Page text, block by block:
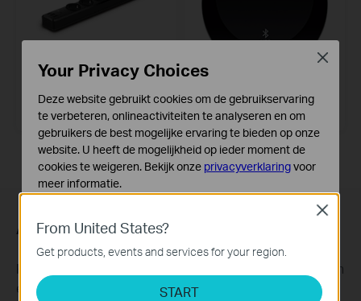
6 AC-stopcontacten & 3 usb-
poorten met spanningsbeveiliging
Bluetooth Music Receiver
Abonneer
Krijg updates over nieuwe producten, samenwerkingen
en ander interessant nieuws
From United States?
Get products, events and services for your region.
START
Close
Your Privacy Choices
Deze website gebruikt cookies om de gebruikservaring
te verbeteren, onlineactiviteiten te analyseren en om
gebruikers de best mogelijke ervaring te bieden op onze
website. U heeft de mogelijkheid op ieder moment de
cookies te weigeren. Bekijk onze privacyverklaringvoor
meer informatie.
Deze cookies zijn noodzakelijk voor de werking van de
website en kunnen niet worden uitgeschakeld.
Analyse en Marketing Cookies
Cookies voor analyse geven ons de mogelijkheid uw
Close